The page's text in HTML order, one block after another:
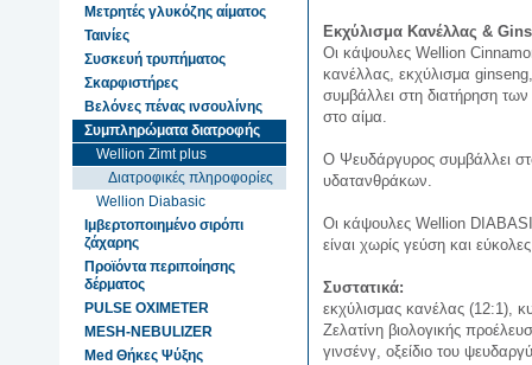
Μετρητές γλυκόζης αίματος
Ταινίες
Συσκευή τρυπήματος
Σκαρφιστήρες
Βελόνες πένας ινσουλίνης
Συμπληρώματα διατροφής
Wellion Zimt plus
Διατροφικές πληροφορίες
Wellion Diabasic
Ιμβερτοποιημένο σιρόπι
ζάχαρης
Προϊόντα περιποίησης
δέρματος
PULSE OXIMETER
MESH-NEBULIZER
Med Θήκες Ψύξης
Εκχύλισμα Κανέλλας &
Οι κάψουλες Wellion
κανέλλας, εκχύλισμα
συμβάλλει στη διατήρηση
στο αίμα.
Ο Ψευδάργυρος συμβάλλει
υδατανθράκων.
Οι κάψουλες Wellion
είναι χωρίς γεύση και
Συστατικά:
εκχύλισμας κανέλας (12:1),
Ζελατίνη βιολογικής
γινσένγ, οξείδιο του